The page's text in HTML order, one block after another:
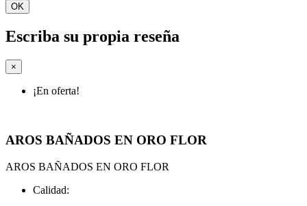
OK
Escriba su propia reseña
×
¡En oferta!
AROS BAÑADOS EN ORO FLOR
AROS BAÑADOS EN ORO FLOR
Calidad: